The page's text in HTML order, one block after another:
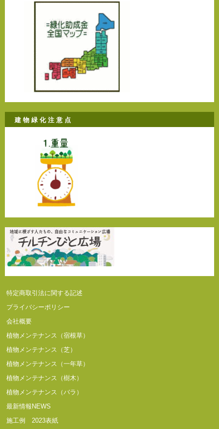
建 物 緑 化 注 意 点
特定商取引法に関する記述
プライバシーポリシー
会社概要
植物メンテナンス（宿根草）
植物メンテナンス（芝）
植物メンテナンス（一年草）
植物メンテナンス（樹木）
植物メンテナンス（バラ）
最新情報NEWS
施工例 2023表紙